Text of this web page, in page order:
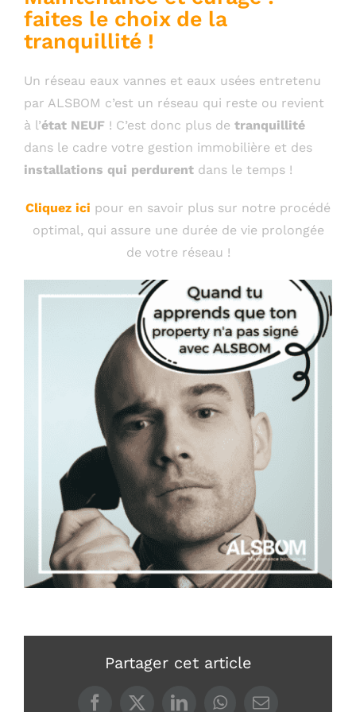
faites le choix de la
tranquillité !
Un réseau eaux vannes et eaux usées entretenu
par ALSBOM c’est un réseau qui reste ou revient
à l’état NEUF ! C’est donc plus de tranquillité
dans le cadre votre gestion immobilière et des
installations qui perdurent dans le temps !
Cliquez ici pour en savoir plus sur notre procédé
optimal, qui assure une durée de vie prolongée
de votre réseau !
Partager cet article